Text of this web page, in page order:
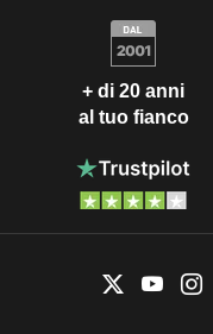
+ di 20 anni
al tuo fianco